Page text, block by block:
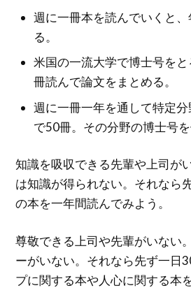
週に一冊本を読んでいくと
る。
米国の一流大学で博士号を
冊読んで論文をまとめる。
週に一冊一年を通して特定
で50冊。その分野の博士号を
知識を吸収できる先輩や上司が
は知識が得られない。それなら
の本を一年間読んでみよう。
尊敬できる上司や先輩がいない
ーがいない。それなら先ず一日
プに関する本や人心に関する本